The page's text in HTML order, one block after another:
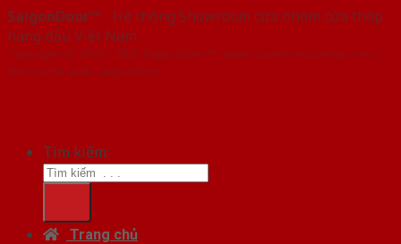
SaigonDoor™ - Hệ thống Showroom cửa nhôm cửa thép
hàng đầu Việt Nam
Copyright ⓒ 2016 – 2026 SaigonDoor™ - www.cuanhomcuathep.com |
Đơn vị chủ quản SaigonDoor
Tìm kiếm:
Trang chủ